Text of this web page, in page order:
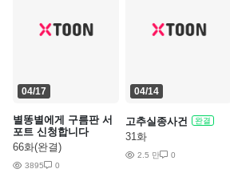
04/17
별똥별에게 구름판 서
포트 신청합니다
66화(완결)
3895 0
04/14
고추실종사건 완결
31화
2.5 만 0